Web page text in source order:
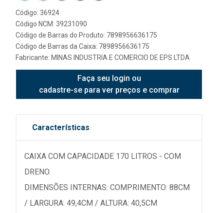
Código: 36924
Código NCM: 39231090
Código de Barras do Produto: 7898956636175
Código de Barras da Caixa: 7898956636175
Fabricante: MINAS INDUSTRIA E COMERCIO DE EPS LTDA
Faça seu login ou
cadastre-se para ver preços e comprar
Características
CAIXA COM CAPACIDADE 170 LITROS - COM
DRENO.
DIMENSÕES INTERNAS: COMPRIMENTO: 88CM
/ LARGURA: 49,4CM / ALTURA: 40,5CM